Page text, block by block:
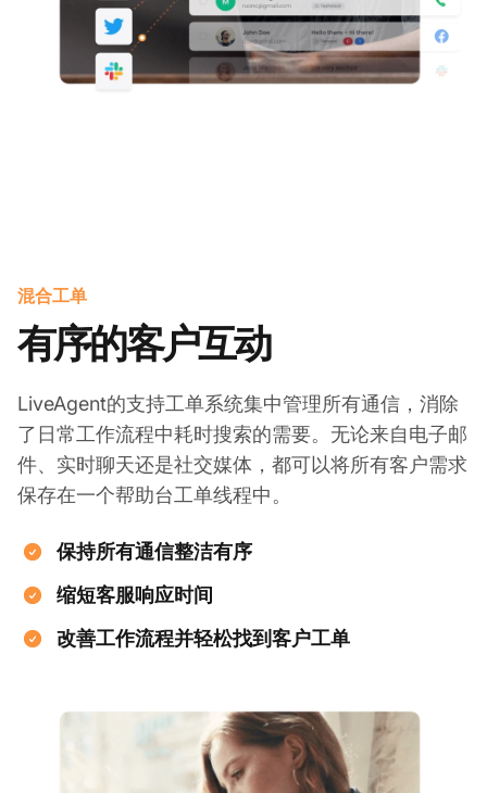
混合工单
有序的客户互动
LiveAgent的支持工单系统集中管理所有通信，消除
了日常工作流程中耗时搜索的需要。无论来自电子邮
件、实时聊天还是社交媒体，都可以将所有客户需求
保存在一个帮助台工单线程中。
保持所有通信整洁有序
缩短客服响应时间
改善工作流程并轻松找到客户工单